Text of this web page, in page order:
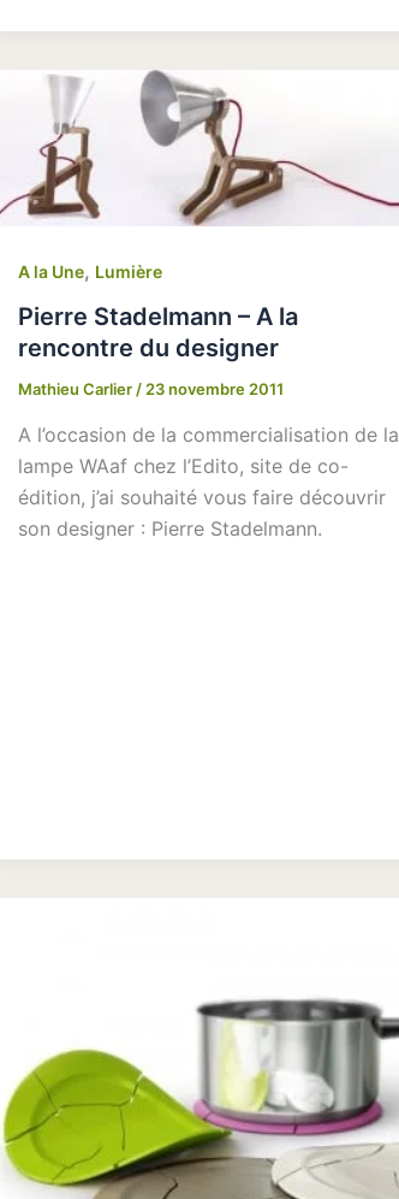
A la Une, Lumière
Pierre Stadelmann – A la
rencontre du designer
Mathieu Carlier/23 novembre 2011
A l’occasion de la commercialisation de la
lampe WAaf chez l’Edito, site de co-
édition, j’ai souhaité vous faire découvrir
son designer : Pierre Stadelmann.